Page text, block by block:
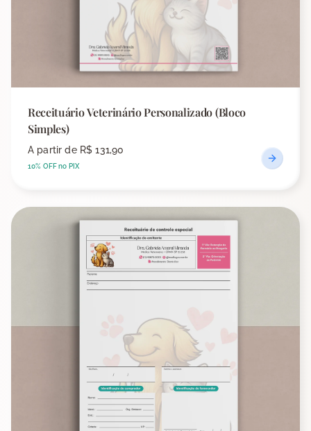
Receituário Veterinário Personalizado (Bloco
Simples)
A partir de R$ 131,90
10% OFF no PIX